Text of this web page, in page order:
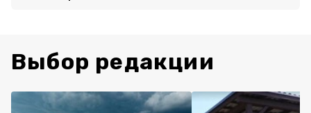
Выбор редакции